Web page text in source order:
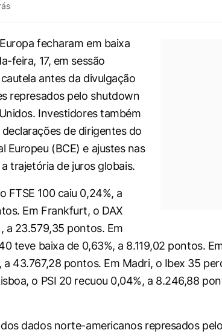
fecharam em baixa
feira, 17, em sessão
antes da divulgação
represados pelo shutdown
Investidores também
de dirigentes do
Europeu (BCE) e ajustes nas
trajetória de juros globais.
FTSE 100 caiu 0,24%, a
Em Frankfurt, o DAX
a 23.579,35 pontos. Em
teve baixa de 0,63%, a 8.119,02 pontos.
43.767,28 pontos. Em Madri, o Ibex 35
o PSI 20 recuou 0,04%, a 8.246,88
dados norte-americanos represados